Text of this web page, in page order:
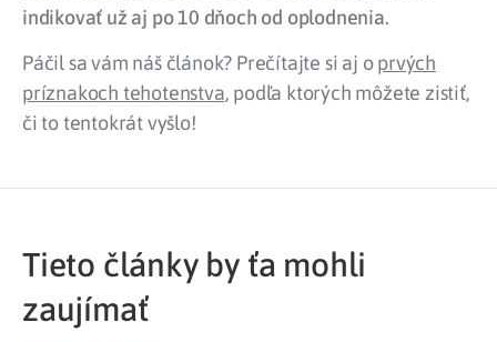
indikovať už aj po 10 dňoch od oplodnenia.
Páčil sa vám náš článok? Prečítajte si aj oprvých
príznakoch tehotenstva, podľa ktorých môžete zistiť,
či to tentokrát vyšlo!
Tieto články by ťa mohli
zaujímať